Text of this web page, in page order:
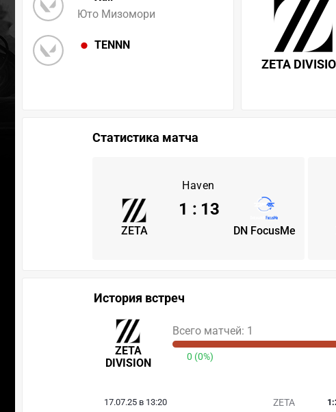
Юто Мизомори
TENNN
ZETA
Статистика матча
Haven
ZETA DN FocusMe
1 : 13
История встреч
ZETA
DIVISION
Всего матчей: 1
0 (0%)
17.07.25 в 13:20 ZETA 1 :